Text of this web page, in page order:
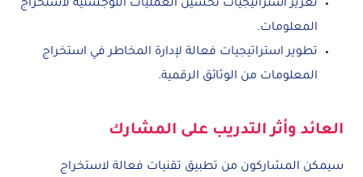
تعزيز استراتيجيات تحسين العمليات اللوجستية لاستخراج
المعلومات.
تطوير استراتيجيات فعالة لإدارة المخاطر في استخراج
المعلومات من الوثائق الرقمية.
العائد وأثر التدريب على المشارك
سيمكن المشاركون من تطبيق تقنيات فعالة لاستخراج